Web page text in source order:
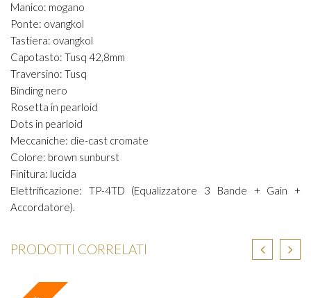
Manico: mogano
Ponte: ovangkol
Tastiera: ovangkol
Capotasto: Tusq 42,8mm
Traversino: Tusq
Binding nero
Rosetta in pearloid
Dots in pearloid
Meccaniche: die-cast cromate
Colore: brown sunburst
Finitura: lucida
Elettrificazione: TP-4TD (Equalizzatore 3 Bande + Gain +
Accordatore).
PRODOTTI CORRELATI